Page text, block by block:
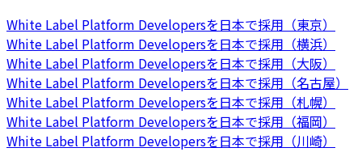
White Label Platform Developersを日本で採用（東京）
White Label Platform Developersを日本で採用（横浜）
White Label Platform Developersを日本で採用（大阪）
White Label Platform Developersを日本で採用（名古屋）
White Label Platform Developersを日本で採用（札幌）
White Label Platform Developersを日本で採用（福岡）
White Label Platform Developersを日本で採用（川崎）